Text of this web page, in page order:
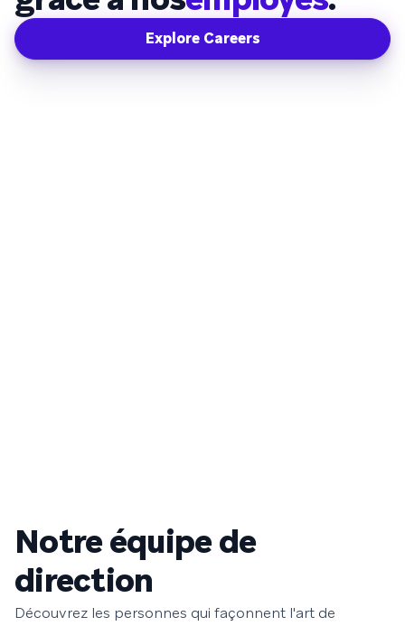
Explore Careers
Notre équipe de
direction
Découvrez les personnes qui façonnent l'art de